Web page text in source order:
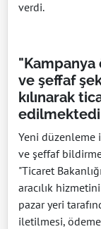
verdi.
"Kampanya
ve şeffaf
kılınarak
Yeni düzenleme
ve şeffaf
"Ticaret
aracılık
pazar yeri
iletilmesi,